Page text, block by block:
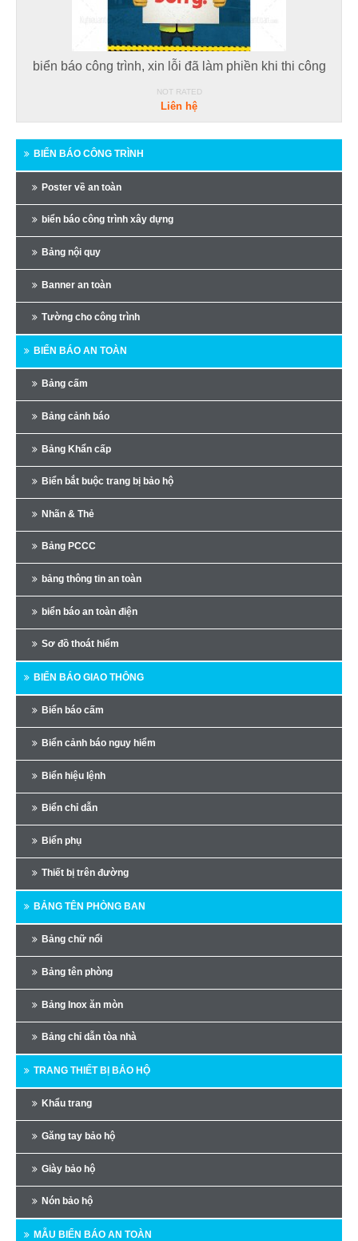
biển báo công trình, xin lỗi đã làm phiền khi thi công
NOT RATED
Liên hệ
BIỂN BÁO CÔNG TRÌNH
Poster về an toàn
biển báo công trình xây dựng
Bảng nội quy
Banner an toàn
Tường cho công trình
BIỂN BÁO AN TOÀN
Bảng cấm
Bảng cảnh báo
Bảng Khẩn cấp
Biển bắt buộc trang bị bảo hộ
Nhãn & Thẻ
Bảng PCCC
bảng thông tin an toàn
biển báo an toàn điện
Sơ đồ thoát hiểm
BIỂN BÁO GIAO THÔNG
Biển báo cấm
Biển cảnh báo nguy hiểm
Biển hiệu lệnh
Biển chỉ dẫn
Biển phụ
Thiết bị trên đường
BẢNG TÊN PHÒNG BAN
Bảng chữ nổi
Bảng tên phòng
Bảng Inox ăn mòn
Bảng chỉ dẫn tòa nhà
TRANG THIẾT BỊ BẢO HỘ
Khẩu trang
Găng tay bảo hộ
Giày bảo hộ
Nón bảo hộ
MẪU BIỂN BÁO AN TOÀN